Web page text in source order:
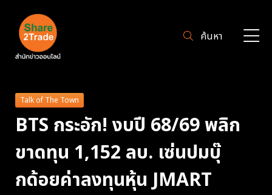
ค้นหา
Talk of The Town
BTS กระอัก! งบปี 68/69 พลิก
ขาดทุน 1,152 ลบ. เซ่นปมบุ๊
กด้อยค่าลงทุนหุ้น JMART